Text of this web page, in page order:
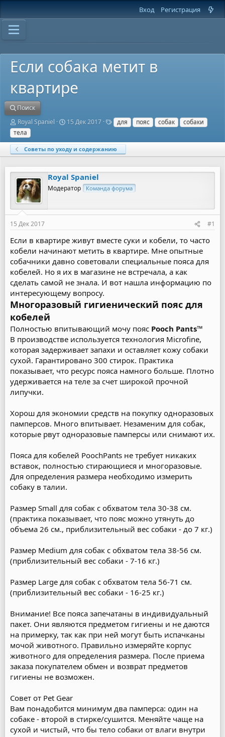
Вход Регистрация
Если собака метит в
квартире
Поиск
А
в
т
о
р
е
м
ы
Royal Spaniel
Д
а
н
ч
а
л
а
15 Дек 2017
Т
е
и
для пояс собак
собаки
тела
Советы по уходу и содержанию
Royal Spaniel
Модератор Команда форума
15 Дек 2017 #1
Если в квартире живут вместе суки и кобели, то часто
кобели начинают метить в квартире. Мне опытные
собачники давно советовали специальные пояса для
кобелей. Но я их в магазине не встречала, а как
сделать самой не знала. И вот нашла информацию по
интересующему вопросу.
Многоразовый гигиенический пояс для
кобелей
Полностью впитывающий мочу пояс Pooch Pants™
В производстве используется технология Microfine,
которая задерживает запахи и оставляет кожу собаки
сухой. Гарантировано 300 стирок. Практика
показывает, что ресурс пояса намного больше. Плотно
удерживается на теле за счет широкой прочной
липучки.
Хорош для экономии средств на покупку одноразовых
памперсов. Много впитывает. Незаменим для собак,
которые рвут одноразовые памперсы или снимают их.
Пояса для кобелей PoochPants не требует никаких
вставок, полностью стирающиеся и многоразовые.
Для определения размера необходимо измерить
собаку в талии.
Размер Small для собак с обхватом тела 30-38 см.
(практика показывает, что пояс можно утянуть до
объема 26 см., приблизительный вес собаки - до 7 кг.)
Размер Medium для собак с обхватом тела 38-56 см.
(приблизительный вес собаки - 7-16 кг.)
Размер Large для собак с обхватом тела 56-71 см.
(приблизительный вес собаки - 16-25 кг.)
Внимание! Все пояса запечатаны в индивидуальный
пакет. Они являются предметом гигиены и не даются
на примерку, так как при ней могут быть испачканы
мочой животного. Правильно измеряйте корпус
животного для определения размера. После приема
заказа покупателем обмен и возврат предметов
гигиены не возможен.
Совет от Pet Gear
Вам понадобится минимум два памперса: один на
собаке - второй в стирке/сушится. Меняйте чаще на
сухой и чистый, что бы тело собаки от влаги внутри